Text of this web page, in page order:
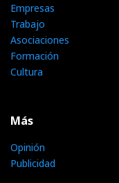
Empresas
Trabajo
Asociaciones
Formación
Cultura
Más
Opinión
Publicidad